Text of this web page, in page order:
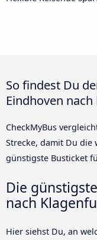
So findest Du
Eindhoven
CheckMyBus
Strecke, damit Du
günstigste Busticket
Die
nach
Hier siehst Du, an